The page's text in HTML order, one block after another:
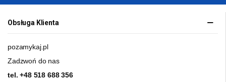
Obsługa Klienta
pozamykaj.pl
Zadzwoń do nas
tel.+48 518 688 356